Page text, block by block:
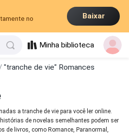
no
Baixar
Minha biblioteca
/"tranche de vie" Romances
a tranche de vie para você ler online.
de novelas semelhantes podem ser
de livros, como Romance, Paranormal,